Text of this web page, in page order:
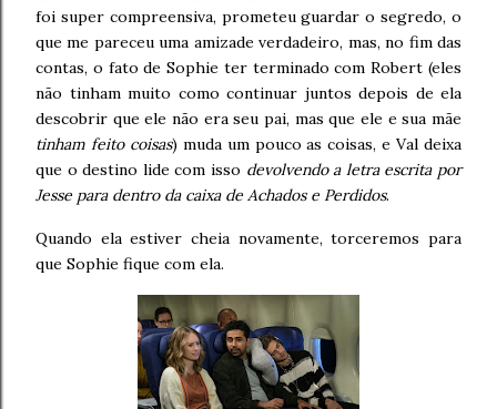
foi super compreensiva, prometeu guardar o segredo, o
que me pareceu uma amizade verdadeiro, mas, no fim das
contas, o fato de Sophie ter terminado com Robert (eles
não tinham muito como continuar juntos depois de ela
descobrir que ele não era seu pai, mas que ele e sua mãe
tinham feito coisas) muda um pouco as coisas, e Val deixa
que o destino lide com isso devolvendo a letra escrita por
Jesse para dentro da caixa de Achados e Perdidos.
Quando ela estiver cheia novamente, torceremos para
que Sophie fique com ela.